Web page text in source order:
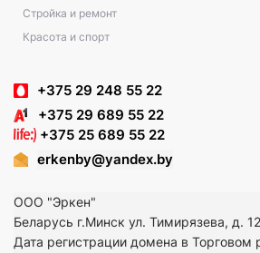
Стройка и ремонт
Красота и спорт
+375 29 248 55 22
+375 29 689 55 22
+375 25 689 55 22
erkenby@yandex.by
ООО "Эркен"
Беларусь г.Минск ул. Тимирязева, д.
Дата регистрации домена в Торговом